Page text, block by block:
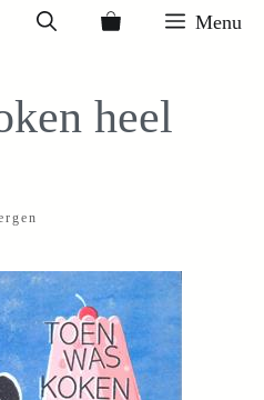
Menu
heel